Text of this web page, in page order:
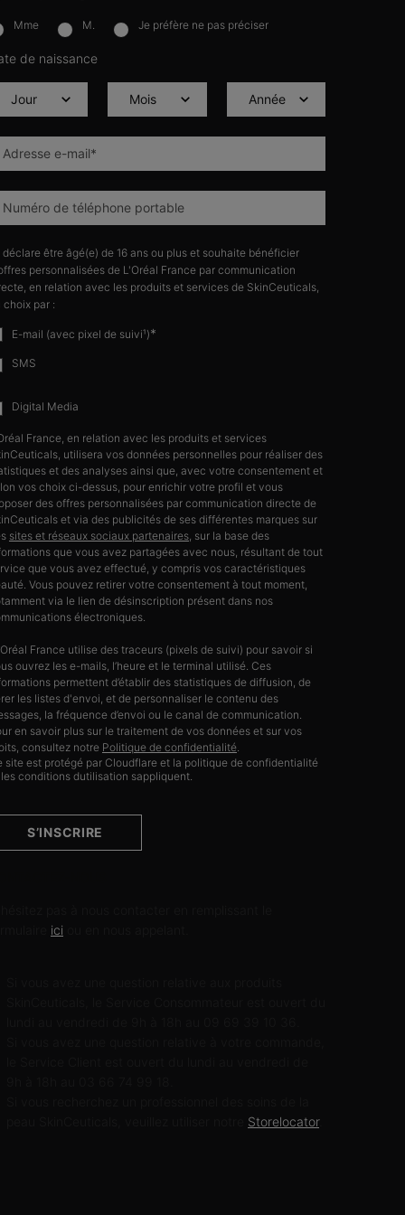
Mme M. Je préfère ne pas préciser
de naissance
Adresse e-mail*
Numéro de téléphone portable
déclare être âgé(e) de 16 ans ou plus et souhaite bénéficier
personnalisées de L'Oréal France par communication
en relation avec les produits et services de SkinCeuticals,
choix par :
E-mail (avec pixel de suivi¹)*
SMS
Digital Media
France, en relation avec les produits et services
utilisera vos données personnelles pour réaliser des
et des analyses ainsi que, avec votre consentement et
vos choix ci-dessus, pour enrichir votre profil et vous
des offres personnalisées par communication directe de
et via des publicités de ses différentes marques sur
sites et réseaux sociaux partenaires, sur la base des
que vous avez partagées avec nous, résultant de tout
que vous avez effectué, y compris vos caractéristiques
Vous pouvez retirer votre consentement à tout moment,
via le lien de désinscription présent dans nos
électroniques.
France utilise des traceurs (pixels de suivi) pour savoir si
ouvrez les e-mails, l’heure et le terminal utilisé. Ces
permettent d’établir des statistiques de diffusion, de
les listes d'envoi, et de personnaliser le contenu des
la fréquence d’envoi ou le canal de communication.
en savoir plus sur le traitement de vos données et sur vos
consultez notre Politique de confidentialité.
site est protégé par Cloudflare et la politique de confidentialité
conditions dutilisation sappliquent.
S’INSCRIRE
ici
Storelocator.